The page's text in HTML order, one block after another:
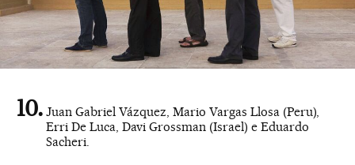
Juan Gabriel Vázquez, Mario Vargas Llosa (Peru),
Erri De Luca, Davi Grossman (Israel) e Eduardo
Sacheri.